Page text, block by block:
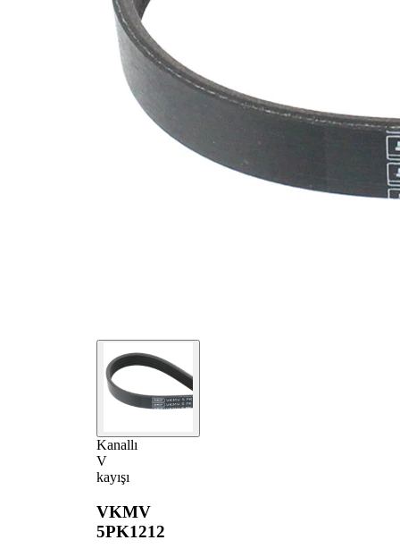
Kanallı
V
kayışı
VKMV
5PK1212
SVHC
Kayış
malzemesi
EPDM
(Etilen
Propilen